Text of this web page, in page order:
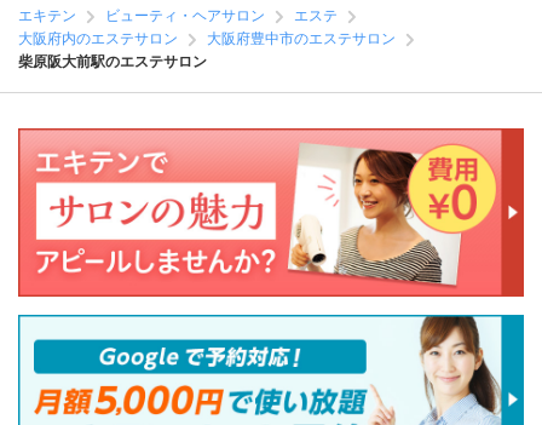
エキテン ビューティ・ヘアサロン
エステ
大阪府内のエステサロン
大阪府豊中市のエステサロン
柴原阪大前駅のエステサロン